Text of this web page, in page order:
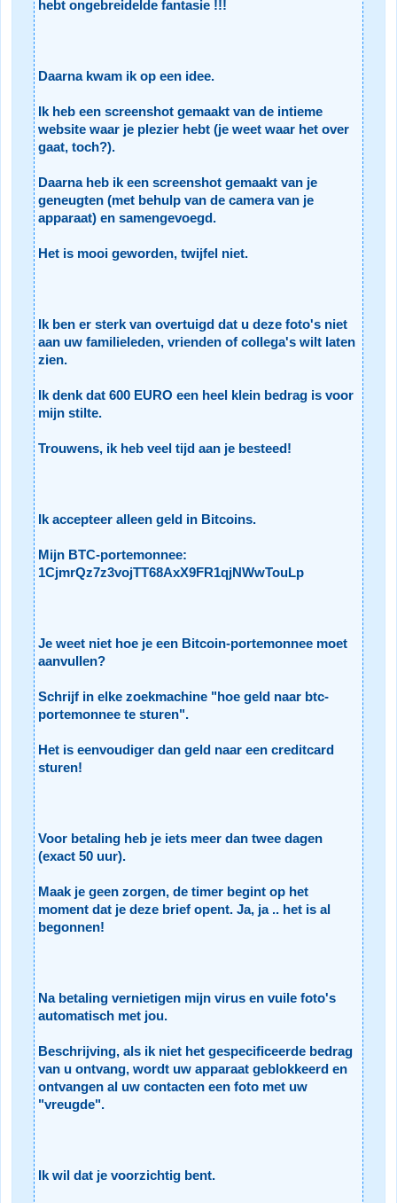
hebt ongebreidelde fantasie !!!
Daarna kwam ik op een idee.
Ik heb een screenshot gemaakt van de intieme
website waar je plezier hebt (je weet waar het over
gaat, toch?).
Daarna heb ik een screenshot gemaakt van je
geneugten (met behulp van de camera van je
apparaat) en samengevoegd.
Het is mooi geworden, twijfel niet.
Ik ben er sterk van overtuigd dat u deze foto's niet
aan uw familieleden, vrienden of collega's wilt laten
zien.
Ik denk dat 600 EURO een heel klein bedrag is voor
mijn stilte.
Trouwens, ik heb veel tijd aan je besteed!
Ik accepteer alleen geld in Bitcoins.
Mijn BTC-portemonnee:
1CjmrQz7z3vojTT68AxX9FR1qjNWwTouLp
Je weet niet hoe je een Bitcoin-portemonnee moet
aanvullen?
Schrijf in elke zoekmachine "hoe geld naar btc-
portemonnee te sturen".
Het is eenvoudiger dan geld naar een creditcard
sturen!
Voor betaling heb je iets meer dan twee dagen
(exact 50 uur).
Maak je geen zorgen, de timer begint op het
moment dat je deze brief opent. Ja, ja .. het is al
begonnen!
Na betaling vernietigen mijn virus en vuile foto's
automatisch met jou.
Beschrijving, als ik niet het gespecificeerde bedrag
van u ontvang, wordt uw apparaat geblokkeerd en
ontvangen al uw contacten een foto met uw
"vreugde".
Ik wil dat je voorzichtig bent.